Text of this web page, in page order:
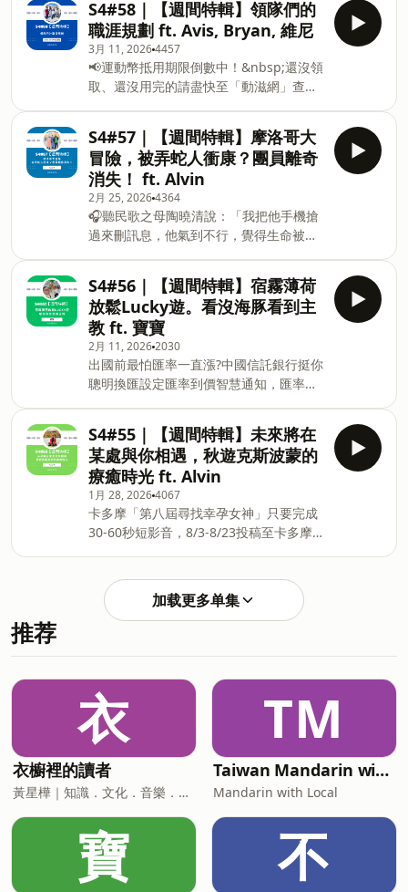
拉格也是蠻多地方可以晃晃 📷 之前錯過
的捷克景點 🎺 國王湖最美的一次 🍲 奧地
利的中餐館也太好吃 🎵 可惜沒多點時間
在薩爾茲堡 🎄 維也納聖誕市集 🛍️ 奧捷也
太好買了吧 Podcast 搜尋🔍 毛很多旅行
社 各平台收聽連結🔗&nbsp;htt
醇，是專屬成熟大人系的奢華風味。
https://fstry.pse.is/9emma6 &nbsp;
—— 以上為 Firstory Podcast 廣告 ——
S4#59【週間特輯】吃吃喝喝放鬆遊。動
物鳥鳥看個夠 ft. 寶寶 寶寶在2025年11月
前往日本北海道度假 和同事們自駕旅遊真
開心 🇯🇵 本來要去東南亞後來又去日本
🍜 玩得開心吃得好是度假重點 🐧 一整個
行程看超多動物 🦊 狐狸真的有狐臭嗎 🥃
余市威士忌的試飲方案 🥢 無菜單料理的
儀式感 🎉 各司其職的領隊們 ❄️ 現代化的
雪胎真的很方便 Podcast 搜尋🔍 毛很多
旅行社 各平台收聽連結🔗
https://lihi3.cc/yBTx1 是不是有些故事讓
不得不你大笑或
S4#58｜【週間特輯】領隊們的
職涯規劃 ft. Avis, Bryan, 維尼
3月 11, 20264457
📢運動幣抵用期限倒數中！&nbsp;還沒領
取、還沒用完的請盡快至「動滋網」查
道可以在哪裡使用嗎？&nbsp;上「動滋
網」【合作店家】專區，全台五千多家合
作業者任你選，馬上來找適用地點！
&nbsp;➡️ https://fstry.pse.is/9epcuv
&nbsp;&nbsp; —— 以上為 FMTaiwan
與 Firstory Podcast 廣告 —— 你是不是
常常錯過各國的限時代購、想跟團卻發現
已經額滿，或老是忘記更新《毛很多旅行
社》？ 為了讓大家第一時間收到最新、最
優惠的消息，我的專屬 LINE 官方帳號
「領隊豆子」開通啦！🎉 加入好友，選單
直接幫你整理好最常用的功能：&nbsp;
✈️ 出團資訊與介紹&nbsp; 🛍️ 各國限時代
購與許願&nbsp; 📦 專屬旅遊優惠與好物
回購&nbsp; 🎧 一鍵收聽 Podcas
S4#57｜【週間特輯】摩洛哥大
冒險，被弄蛇人衝康？團員離奇
消失！ ft. Alvin
2月 25, 20264364
🎧聽民歌之母陶曉清說：「我把他手機搶
過來刪訊息，他氣到不行，覺得生命被掌
&nbsp;&nbsp;&nbsp;照顧人生無法預期
何時來！「先來一杯 我們再聊」聆聽照顧
者、陪你預備長照未來！點擊連結，讓我
們有機會不在照顧困境掙扎。 —— 以上
為 Firstory Podcast 廣告 —— S4#57｜
【週間特輯】摩洛哥大冒險，被弄蛇人衝
康？團員離奇消失！ ft. Alvin 🇲🇦 這次
分享 Alvin 11 月去摩洛哥的旅程 ☺️ 貴賓
室巧遇聽眾 ✈️ 阿提哈德初體驗 🛠️ 梅克內
斯終於整修完了 🫥 消失的客人 🛕 土堡真
的比帳篷舒適 🎬 原來是專業演員 🐍 不只
弄蛇更會弄人 🍴 在餐廳的不期而遇 💪 關
於成長 Podcast 搜尋🔍 毛很多旅行社 各
平台收聽連結
🔗&nbsp;https://lihi3.cc/yB
S4#56｜【週間特輯】宿霧薄荷
放鬆Lucky遊。看沒海豚看到主
教 ft. 寶寶
2月 11, 20262030
出國前最怕匯率一直漲?中國信託銀行挺你
聰明換匯設定匯率到價智慧通知，匯率相
分等優惠立即設定：
https://fstry.pse.is/9d7luw 投資外幣如
幣別轉換可能產生匯兌損失，應評估涉及
自身情況審慎投資。完整注意事項詳見網
站資訊。 —— 以上為 Firstory Podcast
廣告 —— S4#56【週間特輯】宿霧薄荷
放鬆Lucky遊。看沒海豚看到主教 ft. 寶寶
寶寶在今年11月帶團前往菲律賓 宿霧 和
大家分享這個玩水的天堂 🥶 總是去冷門
國家的寶寶 🧜 如果不喜歡玩水就別去宿
霧 👓 薄荷島上的眼睛猴 🐬 幸運的沒看到
唱歌的菲律賓人 🛌 自由活動日行程自行
尋🔍 毛很多旅行社 各平台收聽連結🔗
https://lihi3.cc/yBTx1
S4#55｜【週間特輯】未來將在
某處與你相遇，秋遊克斯波蒙的
療癒時光 ft. Alvin
1月 28, 20264067
卡多摩「第八屆尋找幸孕女神」只要完成
30-60秒短影音，8/3-8/23投稿至卡多摩
使，抱回9萬元育兒大禮包！活動詳情請
見： https://fstry.pse.is/9dt2xt —— 以
這次分享Alvin 2025年10月中去克斯波蒙
的旅程 大家唸得出克斯波蒙是哪四個國家
嗎？🇭🇷🇸🇮🇧🇦🇲🇪&nbsp; 💪 實打實
的13天 👀 去了一些沒去過的地方 🔥 火紅
的十六湖 🔫 在塞拉耶佛感受到歷史的沈
重 👋 帶著回憶的道別 😱 匆匆忙忙連滾帶
爬，差點回不了家 🇹🇷 意外的伊斯坦堡
一日遊 Podcast 搜尋🔍 毛很多旅行社 各
平台收聽連結🔗&nbsp;ht
加载更多单集
推荐
衣
衣櫥裡的讀者
黃星樺｜知識．文化．音樂．閱讀．讀書．聽書．說書
TM
Taiwan Mandarin with Local Podcast
Mandarin with Local
寶 不